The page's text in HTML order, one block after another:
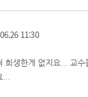
06.26 11:30
희생한게 없지요... 교